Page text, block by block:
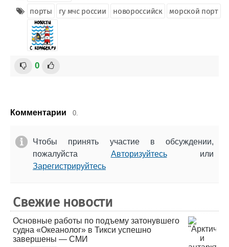
порты
гу мчс россии новороссийск морской порт
0
Комментарии 0.
Чтобы принять участие в обсуждении,
пожалуйста Авторизуйтесьили
Зарегистрируйтесь
Свежие новости
Основные работы по подъему затонувшего
судна «Океанолог» в Тикси успешно
завершены — СМИ